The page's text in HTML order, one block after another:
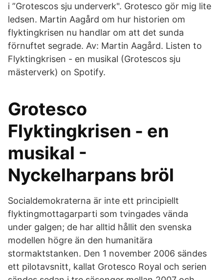
i ”Grotescos sju underverk". Grotesco gör mig lite
ledsen. Martin Aagård om hur historien om
flyktingkrisen nu handlar om att det sunda
förnuftet segrade. Av: Martin Aagård. Listen to
Flyktingkrisen - en musikal (Grotescos sju
mästerverk) on Spotify.
Grotesco
Flyktingkrisen - en
musikal -
Nyckelharpans bröl
Socialdemokraterna är inte ett principiellt
flyktingmottagarparti som tvingades vända
under galgen; de har alltid hållit den svenska
modellen högre än den humanitära
stormaktstanken. Den 1 november 2006 sändes
ett pilotavsnitt, kallat Grotesco Royal och serien